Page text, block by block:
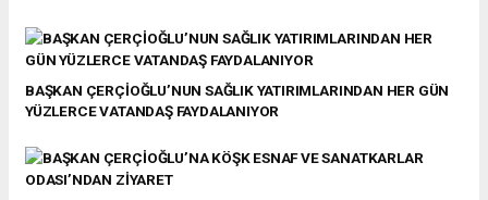
BAŞKAN ÇERÇİOĞLU’NUN SAĞLIK YATIRIMLARINDAN HER GÜN
YÜZLERCE VATANDAŞ FAYDALANIYOR